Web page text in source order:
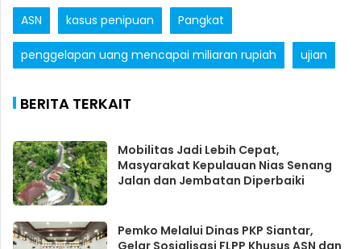
ASN kasus penipuan Pangkat
penggelapan uang mencapai miliaran rupiah ujian
BERITA TERKAIT
Mobilitas Jadi Lebih Cepat,
Masyarakat Kepulauan Nias Senang
Jalan dan Jembatan Diperbaiki
Pemko Melalui Dinas PKP Siantar,
Gelar Sosialisasi FLPP Khusus ASN dan